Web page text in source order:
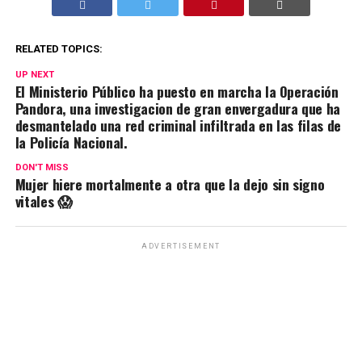
RELATED TOPICS:
UP NEXT
El Ministerio Público ha puesto en marcha la Operación
Pandora, una investigacion de gran envergadura que ha
desmantelado una red criminal infiltrada en las filas de
la Policía Nacional.
DON'T MISS
Mujer hiere mortalmente a otra que la dejo sin signo
vitales 😱
ADVERTISEMENT